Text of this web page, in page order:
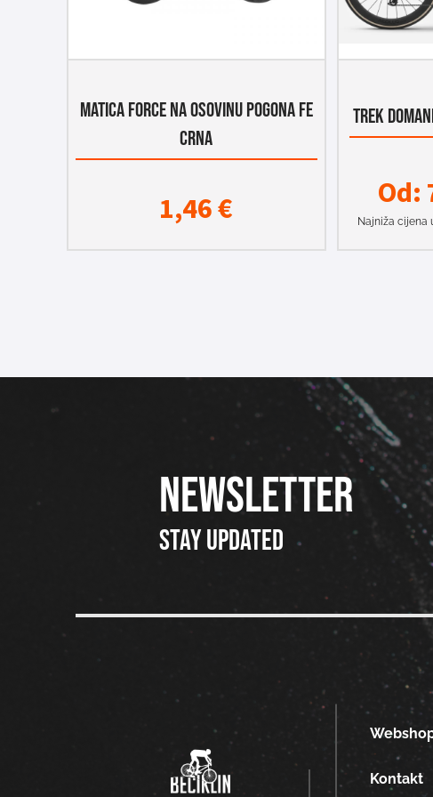
MATICA FORCE NA OSOVINU POGONA FE
CRNA
1,46€
TREK
Od:
Najniža cijena
NEWSLETTER
Stay updated
Kontakt